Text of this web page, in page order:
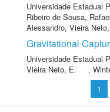
Universidade Estadual
Ribeiro de Sousa, Rafael
Alessandro, Vieira
Gravitational
Universidade Estadual
Vieira Neto, E.
,
1